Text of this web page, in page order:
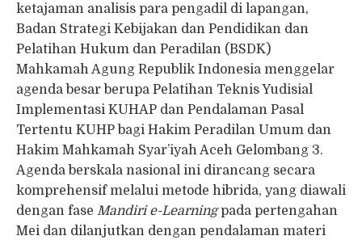
ketajaman analisis para pengadil di lapangan,
Badan Strategi Kebijakan dan Pendidikan dan
Pelatihan Hukum dan Peradilan (BSDK)
Mahkamah Agung Republik Indonesia menggelar
agenda besar berupa Pelatihan Teknis Yudisial
Implementasi KUHAP dan Pendalaman Pasal
Tertentu KUHP bagi Hakim Peradilan Umum dan
Hakim Mahkamah Syar’iyah Aceh Gelombang 3.
Agenda berskala nasional ini dirancang secara
komprehensif melalui metode hibrida, yang diawali
dengan fase Mandiri e-Learningpada pertengahan
Mei dan dilanjutkan dengan pendalaman materi